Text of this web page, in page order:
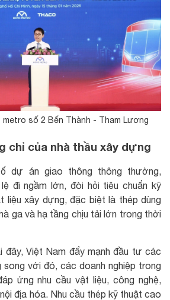
số 2 Bến Thành - Tham Lương
chỉ của nhà thầu xây dựng
dự án giao thông thông thường,
đi ngầm lớn, đòi hỏi tiêu chuẩn kỹ
liệu xây dựng, đặc biệt là thép dùng
ga và hạ tầng chịu tải lớn trong thời
đây, Việt Nam đẩy mạnh đầu tư các
song với đó, các doanh nghiệp trong
ứng nhu cầu vật liệu, công nghệ,
địa hóa. Nhu cầu thép kỹ thuật cao